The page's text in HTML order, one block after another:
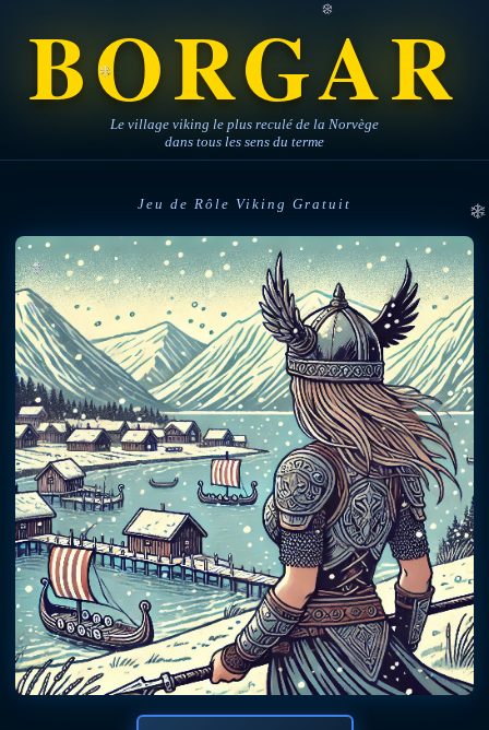
BORGAR
Le village viking le plus reculé de la Norvège
dans tous les sens du terme
Jeu de Rôle Viking Gratuit